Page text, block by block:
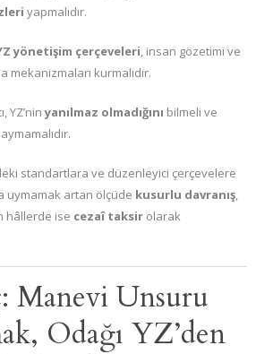
yapmalıdır.
yönetişim çerçeveleri, insan gözetimi ve
mekanizmaları kurmalıdır.
YZ’ninyanılmaz olmadığını bilmeli ve
standartlara ve düzenleyici çerçevelere
uymamak artan ölçüde kusurlu davranış,
hâllerde ise cezaî taksir olarak
Manevi Unsuru
Odağı YZ’den